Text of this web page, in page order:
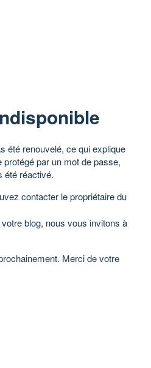
été renouvelé, ce qui explique
par un mot de passe,
été réactivé.
contacter le propriétaire du
blog, nous vous invitons à
Merci de votre